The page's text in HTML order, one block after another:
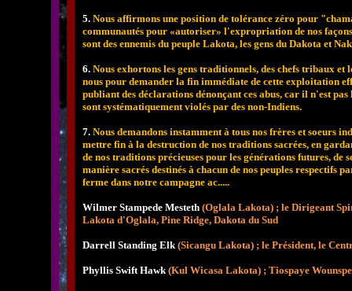
5.Nous affirmons une position de tolérance zéro pour
communautés pour «autoriser» l'expropriation de nos
sont des ennemis du peuple Lakota, les gens du Dakota et
6.Nous exhortons les gens traditionnels, des chefs tribaux et
nous pour demander la fin immédiate de cette exploitation
publiant des déclarations dénonçant ces abus, car il n'est
sont systématiquement violés par des non-Indiens.
7. Nous demandons instamment à tous nos frères et soeurs
mettre fin à la destruction de nos traditions sacrées, en
de nos traditions précieuses pour les générations futures, de
manière sacrés destinés à chacun de nos peuples respectifs
ferme dans notre campagne ac.....
Wilmer Stampede Mesteth (Oglala Lakota) ; le Dirigeant
Lakota d'Oglala, Pine Ridge, Dakota du Sud
Darrell Standing Elk(Sicangu Lakota) ; le Président, le
Phyllis Swift Hawk(Kul Wicasa Lakota) ; Tiospaye